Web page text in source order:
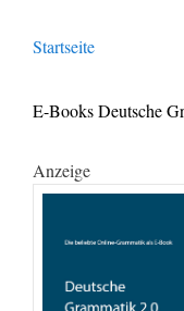
Startseite
E-Books Deutsche
Anzeige